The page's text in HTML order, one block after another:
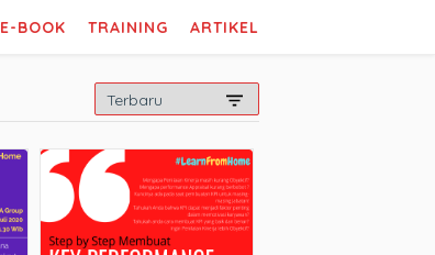
E-BOOK TRAINING ARTIKEL